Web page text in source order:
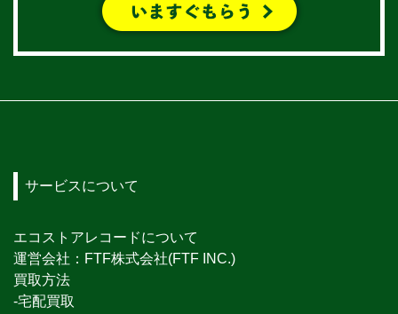
サービスについて
エコストアレコードについて
運営会社：FTF株式会社(FTF INC.)
買取方法
-宅配買取